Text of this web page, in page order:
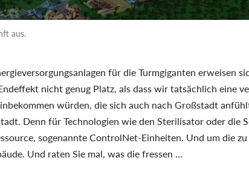
aus.
für die Turmgiganten erweisen
nicht genug Platz, als dass wir tatsächlich eine
würden, die sich auch nach Großstadt
Denn für Technologien wie den Sterilisator oder die
sogenannte ControlNet-Einheiten. Und um die
Und raten Sie mal, was die fressen …